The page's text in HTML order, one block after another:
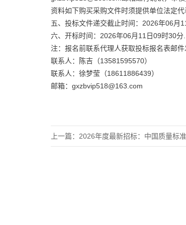
资料如下购买采购文件时须提供单位法定
五、投标文件递交截止时间：2026年06月
六、开标时间：2026年06月11日09时30分.
注：报名前联系代理人获取投标报名表邮
联系人：陈吉（13581595570）
联系人：徐梦莹（18611886439）
邮箱：gxzbvip518@163.com
上一篇： 2026年度最新招标：中国质量标准出版